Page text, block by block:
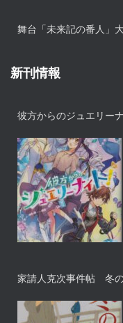
舞台「未来記の番人」
新刊情報
彼方からのジュエリー
家請人克次事件帖 冬